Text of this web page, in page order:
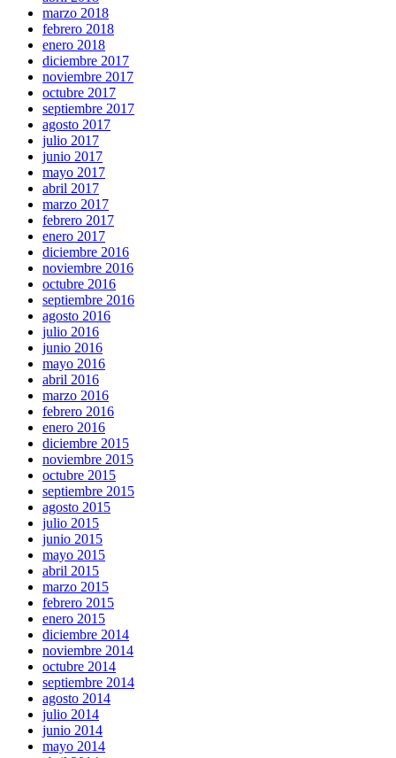
marzo 2018
febrero 2018
enero 2018
diciembre 2017
noviembre 2017
octubre 2017
septiembre 2017
agosto 2017
julio 2017
junio 2017
mayo 2017
abril 2017
marzo 2017
febrero 2017
enero 2017
diciembre 2016
noviembre 2016
octubre 2016
septiembre 2016
agosto 2016
julio 2016
junio 2016
mayo 2016
abril 2016
marzo 2016
febrero 2016
enero 2016
diciembre 2015
noviembre 2015
octubre 2015
septiembre 2015
agosto 2015
julio 2015
junio 2015
mayo 2015
abril 2015
marzo 2015
febrero 2015
enero 2015
diciembre 2014
noviembre 2014
octubre 2014
septiembre 2014
agosto 2014
julio 2014
junio 2014
mayo 2014